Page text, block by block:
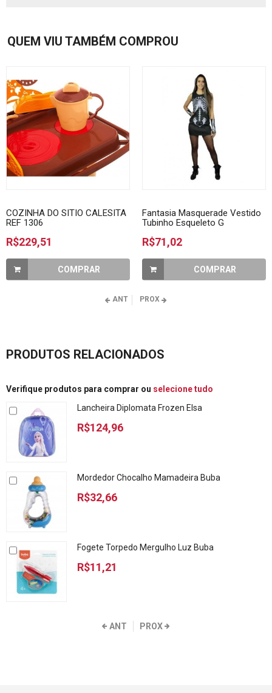
QUEM VIU TAMBÉM COMPROU
COZINHA DO SITIO CALESITA
REF 1306
R$229,51
COMPRAR
Fantasia Masquerade Vestido
Tubinho Esqueleto G
R$71,02
COMPRAR
ANT PROX
PRODUTOS RELACIONADOS
Verifique produtos para comprar ou selecione tudo
Lancheira Diplomata Frozen Elsa
R$124,96
Mordedor Chocalho Mamadeira Buba
R$32,66
Fogete Torpedo Mergulho Luz Buba
R$11,21
ANT PROX